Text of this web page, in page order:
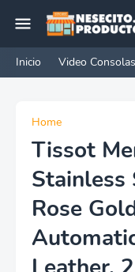
Inicio Video Consolas
Home
Tissot
Stainless
Rose